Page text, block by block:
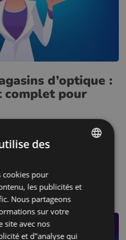
d’optique :
complet pour
d'optique bondé un
est en plein examen à
du personnel essaie de
souhaite commander à
trouve dans...
GERMAN
des
cookies pour
les publicités et
Nous partageons
sur votre
site avec nos
et d"analyse qui